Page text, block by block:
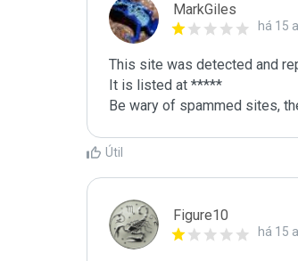
MarkGiles
há 15
This site was detected and
It is listed at *****
Be wary of spammed sites,
Útil
Figure10
há 15